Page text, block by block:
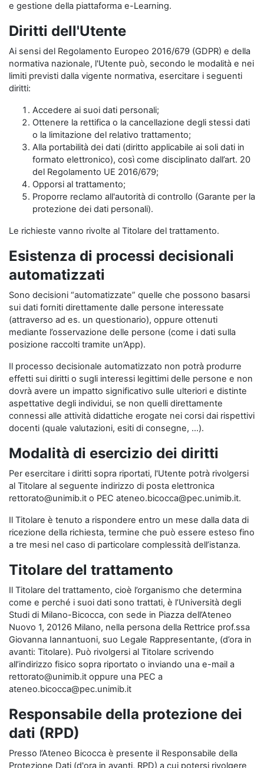
e gestione della piattaforma e-Learning.
Diritti dell'Utente
Ai sensi del Regolamento Europeo 2016/679 (GDPR) e della
normativa nazionale, l'Utente può, secondo le modalità e nei
limiti previsti dalla vigente normativa, esercitare i seguenti
diritti:
Accedere ai suoi dati personali;
Ottenere la rettifica o la cancellazione degli stessi dati
o la limitazione del relativo trattamento;
Alla portabilità dei dati (diritto applicabile ai soli dati in
formato elettronico), così come disciplinato dall’art. 20
del Regolamento UE 2016/679;
Opporsi al trattamento;
Proporre reclamo all'autorità di controllo (Garante per la
protezione dei dati personali).
Le richieste vanno rivolte al Titolare del trattamento.
Esistenza di processi decisionali
automatizzati
Sono decisioni “automatizzate” quelle che possono basarsi
sui dati forniti direttamente dalle persone interessate
(attraverso ad es. un questionario), oppure ottenuti
mediante l’osservazione delle persone (come i dati sulla
posizione raccolti tramite un’App).
Il processo decisionale automatizzato non potrà produrre
effetti sui diritti o sugli interessi legittimi delle persone e non
dovrà avere un impatto significativo sulle ulteriori e distinte
aspettative degli individui, se non quelli direttamente
connessi alle attività didattiche erogate nei corsi dai rispettivi
docenti (quale valutazioni, esiti di consegne, …).
Modalità di esercizio dei diritti
Per esercitare i diritti sopra riportati, l'Utente potrà rivolgersi
al Titolare al seguente indirizzo di posta elettronica
rettorato@unimib.it o PEC ateneo.bicocca@pec.unimib.it.
Il Titolare è tenuto a rispondere entro un mese dalla data di
ricezione della richiesta, termine che può essere esteso fino
a tre mesi nel caso di particolare complessità dell’istanza.
Titolare del trattamento
Il Titolare del trattamento, cioè l’organismo che determina
come e perché i suoi dati sono trattati, è l’Università degli
Studi di Milano-Bicocca, con sede in Piazza dell’Ateneo
Nuovo 1, 20126 Milano, nella persona della Rettrice prof.ssa
Giovanna Iannantuoni, suo Legale Rappresentante, (d’ora in
avanti: Titolare). Può rivolgersi al Titolare scrivendo
all’indirizzo fisico sopra riportato o inviando una e-mail a
rettorato@unimib.it oppure una PEC a
ateneo.bicocca@pec.unimib.it
Responsabile della protezione dei
dati (RPD)
Presso l’Ateneo Bicocca è presente il Responsabile della
Protezione Dati (d'ora in avanti, RPD) a cui potersi rivolgere